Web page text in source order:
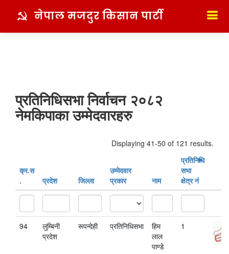
नेपाल मजदुर किसान पार्टी
प्रतिनिधिसभा निर्वाचन २०८२
नेमकिपाका उम्मेदवारहरु
Displaying 41-50 of 121 results.
क्र‍.स‌
.
प्रदेश जिल्ला
उम्मेदवार
प्रकार
नाम
प्रतिनिधि
सभा
क्षेत्र नं
94
लुम्बिनी
प्रदेश
रूपन्देही प्रतिनिधिसभा
हिम
लाल
पाण्‍डे
1